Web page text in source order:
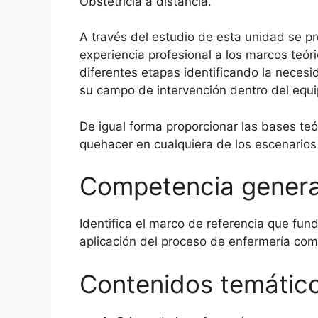
A través del estudio de esta unidad se
experiencia profesional a los marcos
diferentes etapas identificando la
su campo de intervención dentro del
De igual forma proporcionar las bases
quehacer en cualquiera de los
Competencia
Identifica el marco de referencia que
aplicación del proceso de enfermería
Contenidos